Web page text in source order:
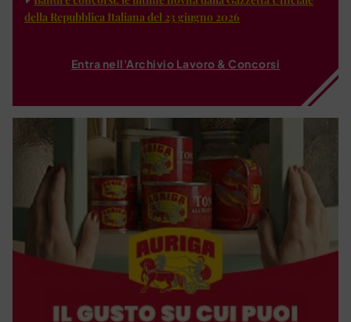
della Repubblica Italiana del 23 giugno 2026
Entra nell'Archivio Lavoro & Concorsi